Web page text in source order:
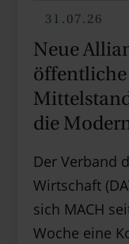
31.07.26
Neue
die
Der Verband
Wirtschaft
sich MACH
Woche eine